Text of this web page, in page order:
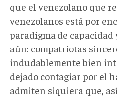
que el venezolano que
venezolanos está por
paradigma de capacidad
aún: compatriotas
indudablemente bien
dejado contagiar por el
admiten siquiera que,